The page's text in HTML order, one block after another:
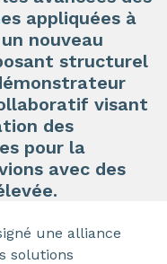
appliquées à
nouveau
structurel
visant
des
pour la
avec des
une alliance
solutions